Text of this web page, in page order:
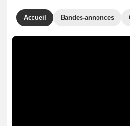
Accueil Bandes-annonces